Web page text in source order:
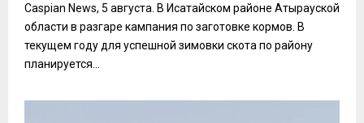
Caspian News, 5 августа. В Исатайском районе Атырауской
области в разгаре кампания по заготовке кормов. В
текущем году для успешной зимовки скота по району
планируется...